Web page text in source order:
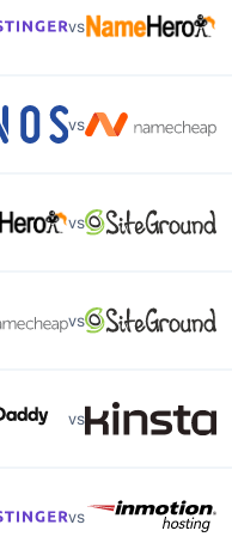
vs
vs
vs
vs
vs
vs